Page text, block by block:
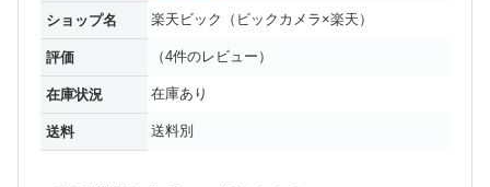
ショップ名 楽天ビック（ビックカメラ×楽天）
評価 （4件のレビュー）
在庫状況 在庫あり
送料 送料別